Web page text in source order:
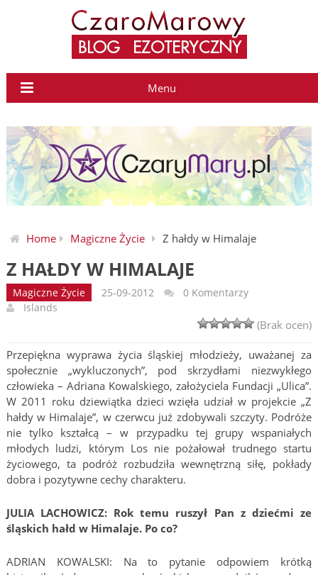
Menu
Home Magiczne Życie Z hałdy w Himalaje
Z HAŁDY W HIMALAJE
Magiczne Życie 25-09-2012
0 Komentarzy
Islands
(Brak ocen)
Przepiękna wyprawa życia śląskiej młodzieży, uważanej za
społecznie „wykluczonych”, pod skrzydłami niezwykłego
człowieka – Adriana Kowalskiego, założyciela Fundacji „Ulica”.
W 2011 roku dziewiątka dzieci wzięła udział w projekcie „Z
hałdy w Himalaje”, w czerwcu już zdobywali szczyty. Podróże
nie tylko kształcą – w przypadku tej grupy wspaniałych
młodych ludzi, którym Los nie pożałował trudnego startu
życiowego, ta podróż rozbudziła wewnętrzną siłę, pokłady
dobra i pozytywne cechy charakteru.
JULIA LACHOWICZ: Rok temu ruszył Pan z dziećmi ze
śląskich hałd w Himalaje. Po co?
ADRIAN KOWALSKI: Na to pytanie odpowiem krótką